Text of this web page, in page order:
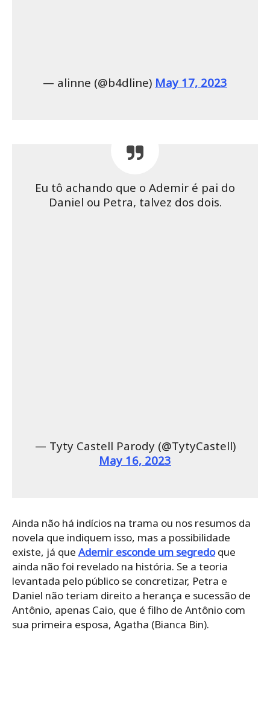
— alinne (@b4dline) May 17, 2023
Eu tô achando que o Ademir é pai do
Daniel ou Petra, talvez dos dois.
— Tyty Castell Parody (@TytyCastell)
May 16, 2023
Ainda não há indícios na trama ou nos resumos da
novela que indiquem isso, mas a possibilidade
existe, já que Ademir esconde um segredoque
ainda não foi revelado na história. Se a teoria
levantada pelo público se concretizar, Petra e
Daniel não teriam direito a herança e sucessão de
Antônio, apenas Caio, que é filho de Antônio com
sua primeira esposa, Agatha (Bianca Bin).